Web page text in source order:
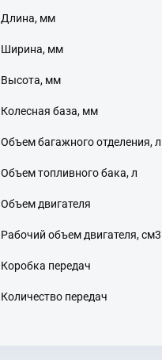
Длина, мм
Ширина, мм
Высота, мм
Колесная база, мм
Объем багажного отделения, л
Объем топливного бака, л
Объем двигателя
Рабочий объем двигателя, см3
Коробка передач
Количество передач